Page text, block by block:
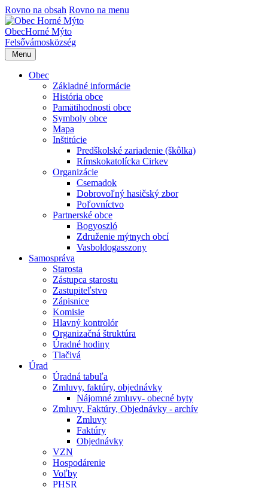
Rovno na obsah Rovno na menu
ObecHorné Mýto
Felsővámosközség
Menu
Obec
Základné informácie
História obce
Pamätihodnosti obce
Symboly obce
Mapa
Inštitúcie
Predškolské zariadenie (škôlka)
Rímskokatolícka Cirkev
Organizácie
Csemadok
Dobrovoľný hasičský zbor
Poľovníctvo
Partnerské obce
Bogyoszló
Združenie mýtnych obcí
Vasboldogasszony
Samospráva
Starosta
Zástupca starostu
Zastupiteľstvo
Zápisnice
Komisie
Hlavný kontrolór
Organizačná štruktúra
Úradné hodiny
Tlačivá
Úrad
Úradná tabuľa
Zmluvy, faktúry, objednávky
Nájomné zmluvy- obecné byty
Zmluvy, Faktúry, Objednávky - archív
Zmluvy
Faktúry
Objednávky
VZN
Hospodárenie
Voľby
PHSR